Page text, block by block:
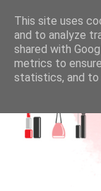
This site uses
and to analyze
shared with
metrics to
statistics, and to